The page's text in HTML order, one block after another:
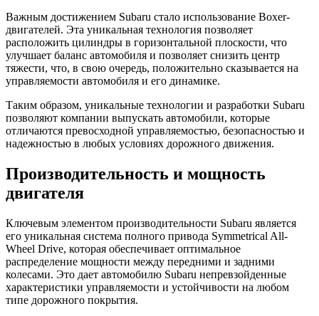
Важным достижением Subaru стало использование Boxer-
двигателей. Эта уникальная технология позволяет
расположить цилиндры в горизонтальной плоскости, что
улучшает баланс автомобиля и позволяет снизить центр
тяжести, что, в свою очередь, положительно сказывается на
управляемости автомобиля и его динамике.
Таким образом, уникальные технологии и разработки Subaru
позволяют компании выпускать автомобили, которые
отличаются превосходной управляемостью, безопасностью и
надежностью в любых условиях дорожного движения.
Производительность и мощность
двигателя
Ключевым элементом производительности Subaru является
его уникальная система полного привода Symmetrical All-
Wheel Drive, которая обеспечивает оптимальное
распределение мощности между передними и задними
колесами. Это дает автомобилю Subaru непревзойденные
характеристики управляемости и устойчивости на любом
типе дорожного покрытия.